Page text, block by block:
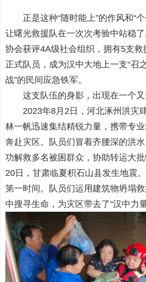
正是这种“随时能上”的作风和“个
让曙光救援队在一次次考验中站稳了
协会获评4A级社会组织，拥有5支救
正式队员，成为汉中大地上一支“召
战”的民间应急铁军。
这支队伍的身影，出现在一个又
2023年8月2日，河北涿州洪灾肆
林一帆迅速集结精锐力量，携带专
奔赴灾区。队员们冒着齐腰深的洪
功解救多名被困群众，协助转运大
20日，甘肃临夏积石山县发生地震
第一时间。队员们运用建筑物坍塌
中搜寻生命，为灾区带去了“汉中力量